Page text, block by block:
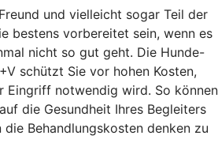
und vielleicht sogar Teil der
bestens vorbereitet sein, wenn es
nicht so gut geht. Die Hunde-
schützt Sie vor hohen Kosten,
Eingriff notwendig wird. So können
die Gesundheit Ihres Begleiters
Behandlungskosten denken zu